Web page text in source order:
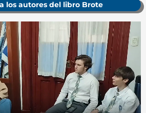
los autores del libro Brote